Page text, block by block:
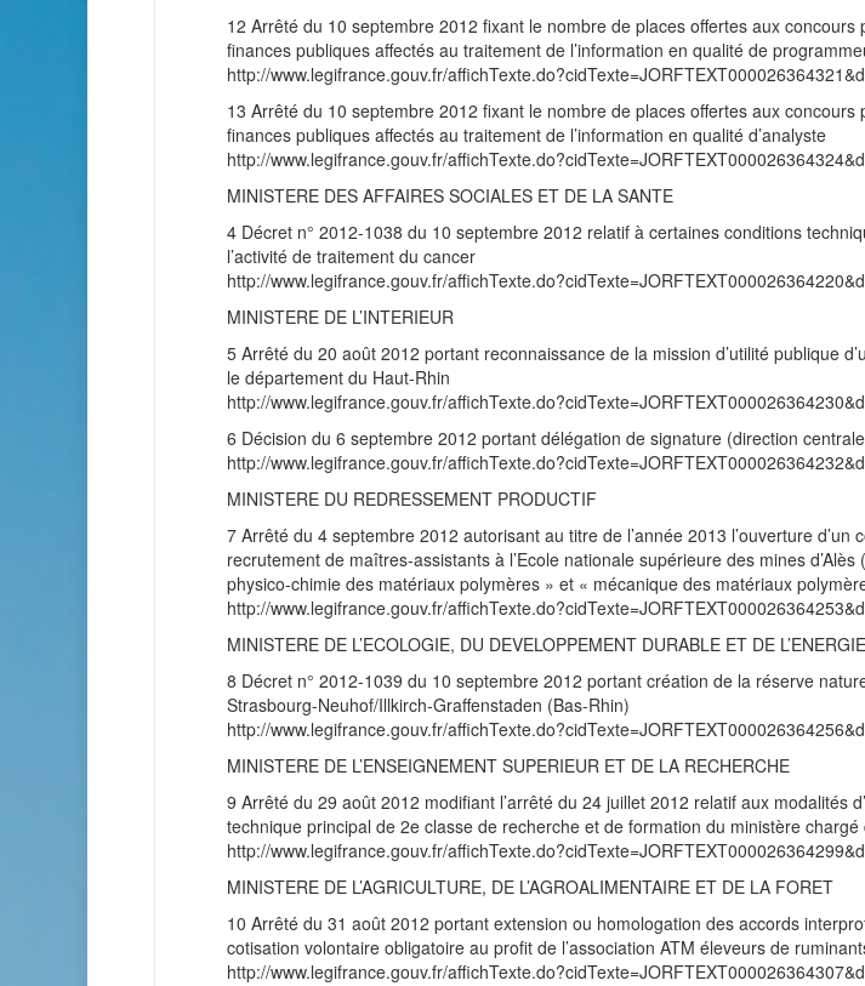
12 Arrêté du 10 septembre 2012 fixant le nombre de places offertes aux concours
finances publiques affectés au traitement de l’information en qualité de
http://www.legifrance.gouv.fr/
13 Arrêté du 10 septembre 2012 fixant le nombre de places offertes aux concours
finances publiques affectés au traitement de l’information en qualité d’analyste
http://www.legifrance.gouv.fr/
MINISTERE DES AFFAIRES SOCIALES ET DE LA SANTE
4 Décret n° 2012-1038 du 10 septembre 2012 relatif à certaines conditions
l’activité de traitement du cancer
http://www.legifrance.gouv.fr/
MINISTERE DE L’INTERIEUR
5 Arrêté du 20 août 2012 portant reconnaissance de la mission d’utilité publique
le département du Haut-Rhin
http://www.legifrance.gouv.fr/
6 Décision du 6 septembre 2012 portant délégation de signature (direction
http://www.legifrance.gouv.fr/
MINISTERE DU REDRESSEMENT PRODUCTIF
7 Arrêté du 4 septembre 2012 autorisant au titre de l’année 2013 l’ouverture
recrutement de maîtres-assistants à l’Ecole nationale supérieure des mines
physico-chimie des matériaux polymères » et « mécanique des matériaux
http://www.legifrance.gouv.fr/
MINISTERE DE L’ECOLOGIE, DU DEVELOPPEMENT DURABLE ET DE L’ENERGIE
8 Décret n° 2012-1039 du 10 septembre 2012 portant création de la réserve
Strasbourg-Neuhof/Illkirch-Graffenstaden (Bas-Rhin)
http://www.legifrance.gouv.fr/
MINISTERE DE L’ENSEIGNEMENT SUPERIEUR ET DE LA RECHERCHE
9 Arrêté du 29 août 2012 modifiant l’arrêté du 24 juillet 2012 relatif aux modalités
technique principal de 2e classe de recherche et de formation du ministère chargé
http://www.legifrance.gouv.fr/
MINISTERE DE L’AGRICULTURE, DE L’AGROALIMENTAIRE ET DE LA FORET
10 Arrêté du 31 août 2012 portant extension ou homologation des accords
cotisation volontaire obligatoire au profit de l’association ATM éleveurs de
http://www.legifrance.gouv.fr/